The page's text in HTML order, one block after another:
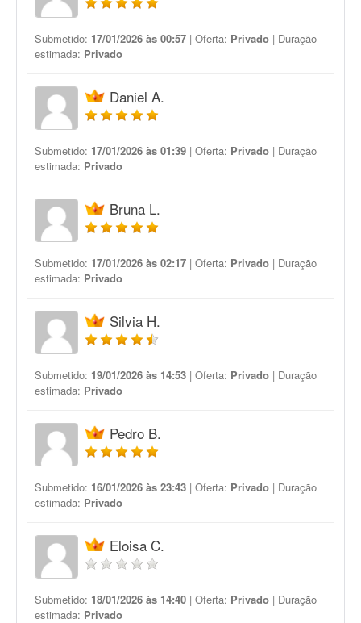
Submetido: 17/01/2026 às 00:57 | Oferta: Privado | Duração
estimada: Privado
Daniel A.
Submetido: 17/01/2026 às 01:39 | Oferta: Privado | Duração
estimada: Privado
Bruna L.
Submetido: 17/01/2026 às 02:17 | Oferta: Privado | Duração
estimada: Privado
Silvia H.
Submetido: 19/01/2026 às 14:53 | Oferta: Privado | Duração
estimada: Privado
Pedro B.
Submetido: 16/01/2026 às 23:43 | Oferta: Privado | Duração
estimada: Privado
Eloisa C.
Submetido: 18/01/2026 às 14:40 | Oferta: Privado | Duração
estimada: Privado